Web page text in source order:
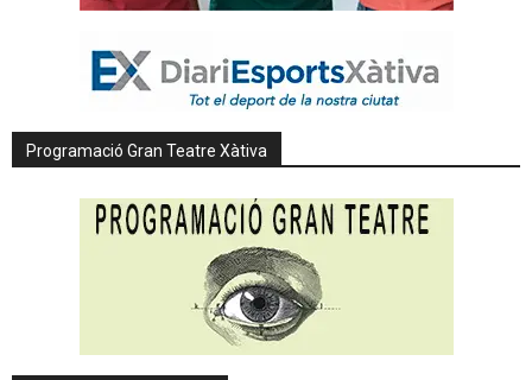
Programació Gran Teatre Xàtiva